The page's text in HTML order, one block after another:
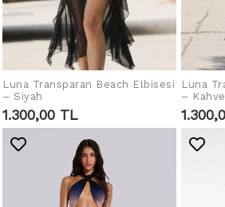
IN DEN WARENKORB
Luna Transparan Beach Elbisesi
– Siyah
1.300,00 TL
IN
Luna
– Kahve